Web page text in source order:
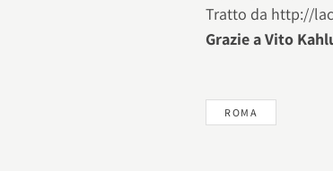
Tratto da http://
Grazie a Vito
ROMA